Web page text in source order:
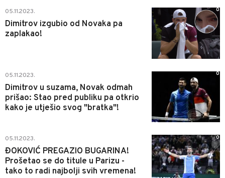
05.11.2023.
Dimitrov izgubio od Novaka pa
zaplakao!
0
05.11.2023.
Dimitrov u suzama, Novak odmah
prišao: Stao pred publiku pa otkrio
kako je utješio svog "bratka"!
0
05.11.2023.
ĐOKOVIĆ PREGAZIO BUGARINA!
Prošetao se do titule u Parizu -
tako to radi najbolji svih vremena!
0